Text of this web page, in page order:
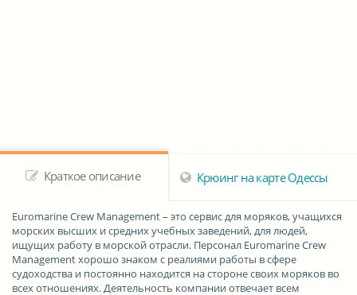
Краткое описание Крюинг на карте Одессы
Euromarine Crew Management– это сервис для моряков, учащихся
морских высших и средних учебных заведений, для людей,
ищущих работу в морской отраcли. Персонал Euromarine Crew
Management хорошо знаком с реалиями работы в сфере
судоходства и постоянно находится на стороне своих моряков во
всех отношениях. Деятельность компании отвечает всем